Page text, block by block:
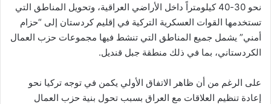
نحو 30-40 كيلومتراً داخل الأراضي العراقية، وتحويل المناطق التي
تستخدمها القوات العسكرية التركية في إقليم كردستان إلى “حزام
أمني” يشمل جميع المناطق التي تنشط فيها مجموعات حزب العمال
الكردستاني، بما في ذلك منطقة جبل قنديل.
على الرغم من أن ظاهر الاتفاق الأولي يكمن في توجه تركيا نحو
إعادة تنظيم العلاقات مع العراق بسبب تحول بنية حزب العمال